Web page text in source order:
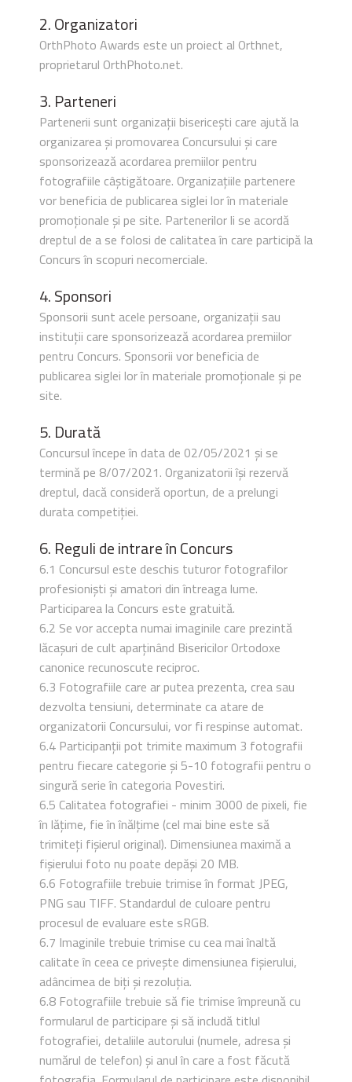
2. Organizatori
OrthPhoto Awards este un proiect al Orthnet,
proprietarul OrthPhoto.net.
3. Parteneri
Partenerii sunt organizații bisericești care ajută la
organizarea și promovarea Concursului și care
sponsorizează acordarea premiilor pentru
fotografiile câștigătoare. Organizațiile partenere
vor beneficia de publicarea siglei lor în materiale
promoționale și pe site. Partenerilor li se acordă
dreptul de a se folosi de calitatea în care participă la
Concurs în scopuri necomerciale.
4. Sponsori
Sponsorii sunt acele persoane, organizații sau
instituții care sponsorizează acordarea premiilor
pentru Concurs. Sponsorii vor beneficia de
publicarea siglei lor în materiale promoționale și pe
site.
5. Durată
Concursul începe în data de 02/05/2021 și se
termină pe 8/07/2021. Organizatorii își rezervă
dreptul, dacă consideră oportun, de a prelungi
durata competiției.
6. Reguli de intrare în Concurs
6.1 Concursul este deschis tuturor fotografilor
profesioniști și amatori din întreaga lume.
Participarea la Concurs este gratuită.
6.2 Se vor accepta numai imaginile care prezintă
lăcașuri de cult aparținând Bisericilor Ortodoxe
canonice recunoscute reciproc.
6.3 Fotografiile care ar putea prezenta, crea sau
dezvolta tensiuni, determinate ca atare de
organizatorii Concursului, vor fi respinse automat.
6.4 Participanții pot trimite maximum 3 fotografii
pentru fiecare categorie și 5-10 fotografii pentru o
singură serie în categoria Povestiri.
6.5 Calitatea fotografiei - minim 3000 de pixeli, fie
în lățime, fie în înălțime (cel mai bine este să
trimiteți fișierul original). Dimensiunea maximă a
fișierului foto nu poate depăși 20 MB.
6.6 Fotografiile trebuie trimise în format JPEG,
PNG sau TIFF. Standardul de culoare pentru
procesul de evaluare este sRGB.
6.7 Imaginile trebuie trimise cu cea mai înaltă
calitate în ceea ce privește dimensiunea fișierului,
adâncimea de biți și rezoluția.
6.8 Fotografiile trebuie să fie trimise împreună cu
formularul de participare și să includă titlul
fotografiei, detaliile autorului (numele, adresa și
numărul de telefon) și anul în care a fost făcută